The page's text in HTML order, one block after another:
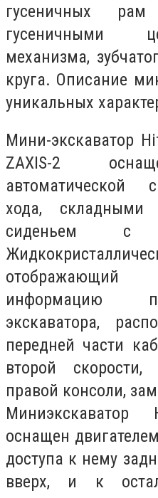
гусеничных
гусеничными
механизма,
круга. Описание
уникальных
Мини-экскаватор
ZAXIS-2
автоматической
хода,
сиденьем с
информацию
экскаватора,
передней части
второй
правой консоли,
оснащен
доступа к нему
вверх, и к